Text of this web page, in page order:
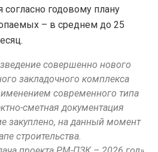
годовому плану
– в среднем до 25
совершенно нового
закладочного комплекса
современного типа
сметная документация
закуплено, на данный момент
строительства.